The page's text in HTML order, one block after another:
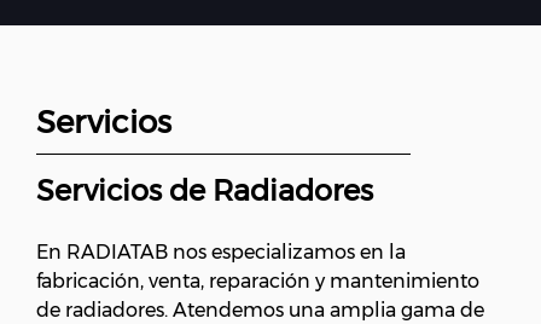
Servicios
Servicios de Radiadores
En RADIATAB nos especializamos en la
fabricación, venta, reparación y mantenimiento
de radiadores. Atendemos una amplia gama de